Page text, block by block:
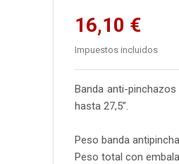
16,10 €
Impuestos incluidos
Banda anti-
hasta 27,5”.
Peso banda
Peso total con